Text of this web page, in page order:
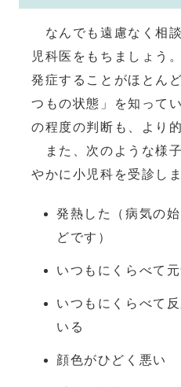
なんでも遠慮なく相
児科医をもちましょう
発症することがほとん
つもの状態」を知って
の程度の判断も、より
また、次のような様
やかに小児科を受診し
発熱した（病気の
どです）
いつもにくらべて
いつもにくらべて
いる
顔色がひどく悪い